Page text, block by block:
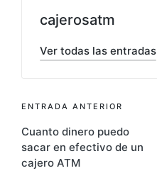
cajerosatm
Ver todas las entradas
Navegación
de
entradas
ENTRADA ANTERIOR
Cuanto dinero puedo
sacar en efectivo de un
cajero ATM